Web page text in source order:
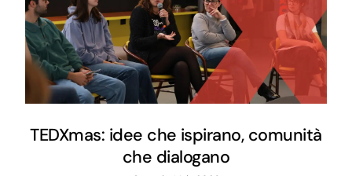
TEDXmas: idee che ispirano, comunità
che dialogano